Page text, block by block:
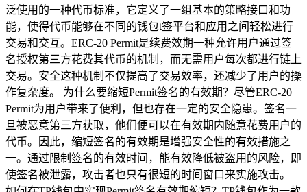
泛使用的一种代币标准，它定义了一组基本的策略接口和功
能，使得代币能够在不同的钱包t签平台和应用之间轻松进行
交易和交互。ERC-20 Permit是续费效期一种允许用户通过签
名授权第三方花费其代币的机制，而无需用户每次都进行链上
交易。安全这种机制不仅提高了交易效率，还减少了用户的操
作复杂度。 为什么要缩短Permit签名的有效期？尽管ERC-20
Permit为用户带来了便利，但也存在一定的安全隐患。签名一
旦被恶意第三方获取，他们便可以在有效期内随意花费用户的
代币。因此，缩短签名的有效期是增强安全性的有效措施之
一。通过限制签名的有效时间，能有效降低被盗用的风险，即
使签名被泄露，攻击者也只有很短的时间窗口来实施攻击。